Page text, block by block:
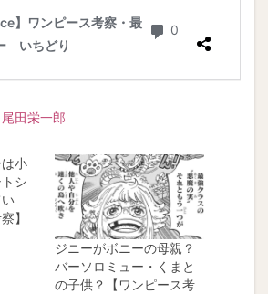
田栄一郎
小
シ
】
ジニーがボニーの母親？
バーソロミュー・くまと
の子供？【ワンピース考